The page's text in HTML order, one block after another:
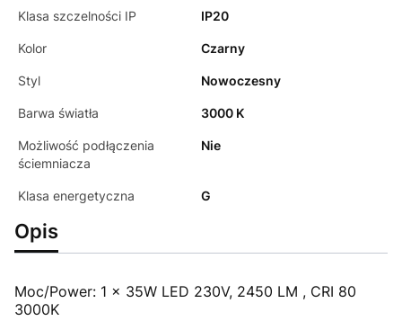
Klasa szczelności IP IP20
Kolor Czarny
Styl Nowoczesny
Barwa światła 3000 K
Możliwość podłączenia
ściemniacza
Nie
Klasa energetyczna G
Opis
Moc/Power: 1 x 35W LED 230V, 2450 LM , CRI 80
3000K